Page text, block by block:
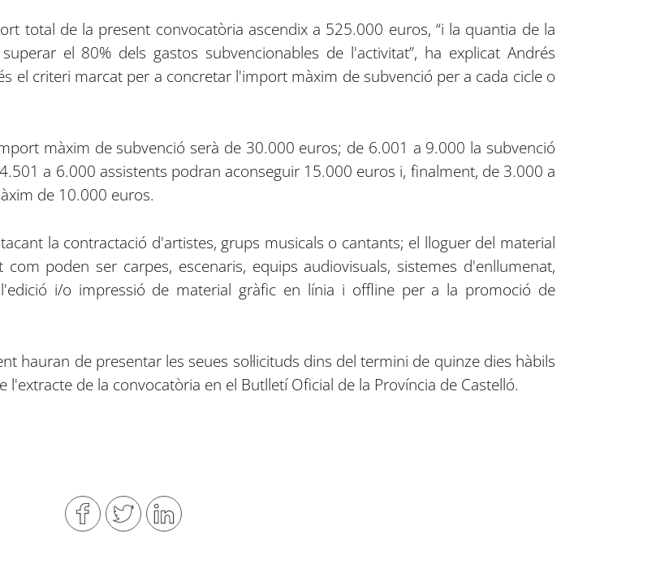
total de la present convocatòria ascendix a 525.000 euros, “i la quantia de la
el 80% dels gastos subvencionables de l'activitat”, ha explicat Andrés
el criteri marcat per a concretar l'import màxim de subvenció per a cada cicle o
màxim de subvenció serà de 30.000 euros; de 6.001 a 9.000 la subvenció
a 6.000 assistents podran aconseguir 15.000 euros i, finalment, de 3.000 a
de 10.000 euros.
la contractació d'artistes, grups musicals o cantants; el lloguer del material
poden ser carpes, escenaris, equips audiovisuals, sistemes d'enllumenat,
i/o impressió de material gràfic en línia i offline per a la promoció de
hauran de presentar les seues sol·licituds dins del termini de quinze dies hàbils
de la convocatòria en el Butlletí Oficial de la Província de Castelló.